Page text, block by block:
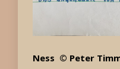
Abb. 8:
Ness © Peter